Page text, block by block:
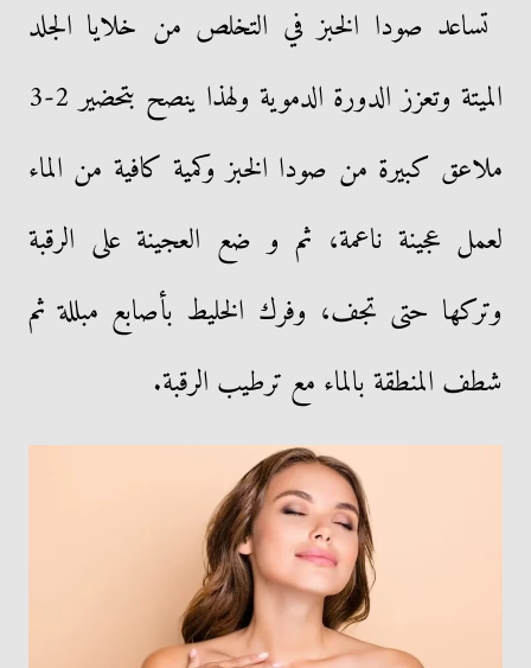
تساعد صودا الخبز في التخلص من خلايا الجلد
الميتة وتعزز الدورة الدموية ولهذا ينصح بتحضير 2-3
ملاعق كبيرة من صودا الخبز وكمية كافية من الماء
لعمل عجينة ناعمة، ثم و ضع العجينة على الرقبة
وتركها حتى تجف، وفرك الخليط بأصابع مبللة ثم
شطف المنطقة بالماء مع ترطيب الرقبة.